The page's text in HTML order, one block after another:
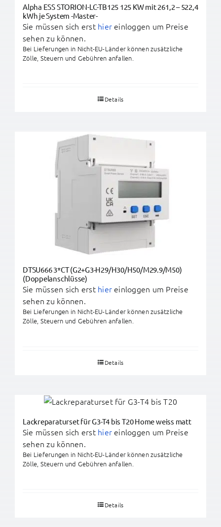
Alpha ESS STORION-LC-TB125 125 KW mit 261,2 – 522,4
kWh je System -Master-
Sie müssen sich erst hier einloggen um Preise
sehen zu können.
Bei Lieferungen in Nicht-EU-Länder können zusätzliche
Zölle, Steuern und Gebühren anfallen.
Details
DTSU666 3*CT (G2+G3-H29/H30/H50/M29.9/M50)
(Doppelanschlüsse)
Sie müssen sich erst hier einloggen um Preise
sehen zu können.
Bei Lieferungen in Nicht-EU-Länder können zusätzliche
Zölle, Steuern und Gebühren anfallen.
Details
Lackreparaturset für G3-T4 bis T20 Home weiss matt
Sie müssen sich erst hier einloggen um Preise
sehen zu können.
Bei Lieferungen in Nicht-EU-Länder können zusätzliche
Zölle, Steuern und Gebühren anfallen.
Details